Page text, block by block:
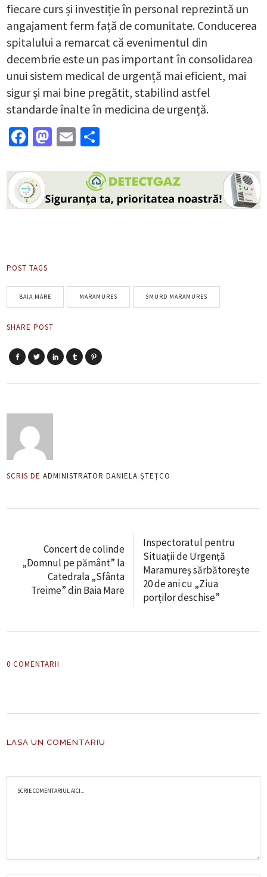
fiecare curs și investiție în personal reprezintă un
angajament ferm față de comunitate. Conducerea
spitalului a remarcat că evenimentul din
decembrie este un pas important în consolidarea
unui sistem medical de urgență mai eficient, mai
sigur și mai bine pregătit, stabilind astfel
standarde înalte în medicina de urgență.
Facebook
Mastodon
Email
POST TAGS
BAIA MARE MARAMURES SMURD MARAMURES
SHARE POST
SCRIS DE ADMINISTRATOR DANIELA ȘTEȚCO
Concert de colinde
„Domnul pe pământ” la
Catedrala „Sfânta
Treime” din Baia Mare
Inspectoratul pentru
Situații de Urgență
Maramureș sărbătorește
20 de ani cu „Ziua
porților deschise”
0 COMENTARII
LASA UN COMENTARIU